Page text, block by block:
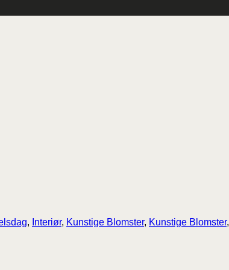
, Interiør, Kunstige Blomster, Kunstige Blomster,